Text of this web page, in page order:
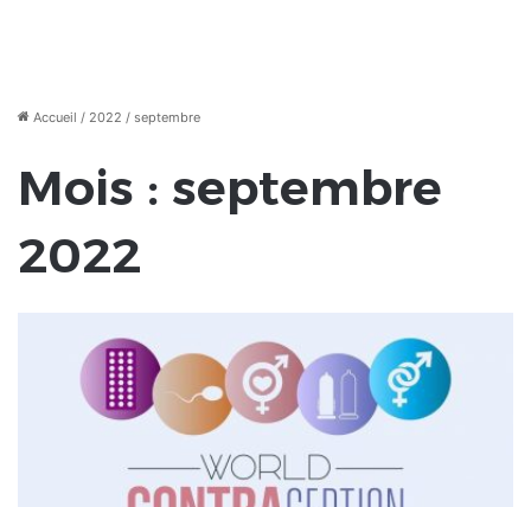
Accueil / 2022 / septembre
Mois : septembre
2022